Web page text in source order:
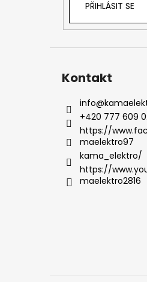
PŘIHLÁSIT SE
Kontakt
info@
+420 777 609
https://
maelektro97
kama_elektro/
https://
maelektro2816